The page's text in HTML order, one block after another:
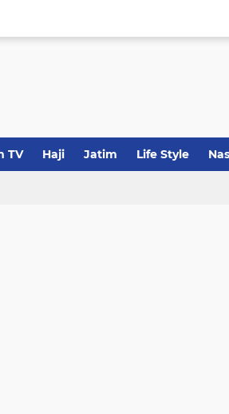
TV Haji Jatim Life Style